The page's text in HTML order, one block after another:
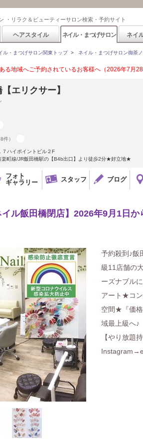
・リラク＆ビューティーサロン検索・予約サイト
ヘアスタイル ネイル・まつげサロン ネイ
ル・まつげサロン関東トップ> ネイル・まつげサロン御茶
地域へご予約されているお客様へ（2026年7月28
エリクサー】
件）
７ハイポイントビル２F
楽町線/JR飯田橋駅の【B4b出口】より徒歩2分★好立地★
フォト
ギャラリー
スタッフ ブログ
ル飯田橋閉店】2026年9月1日
予約殺到♪飯
級11店舗の
ーズナブル
アート★コ
空間★『価
域最上級へ♪
【やり放題